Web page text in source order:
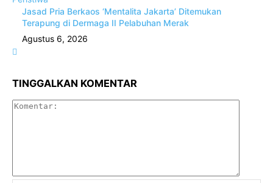
Jasad Pria Berkaos ‘Mentalita Jakarta’ Ditemukan
Terapung di Dermaga II Pelabuhan Merak
Agustus 6, 2026
TINGGALKAN KOMENTAR